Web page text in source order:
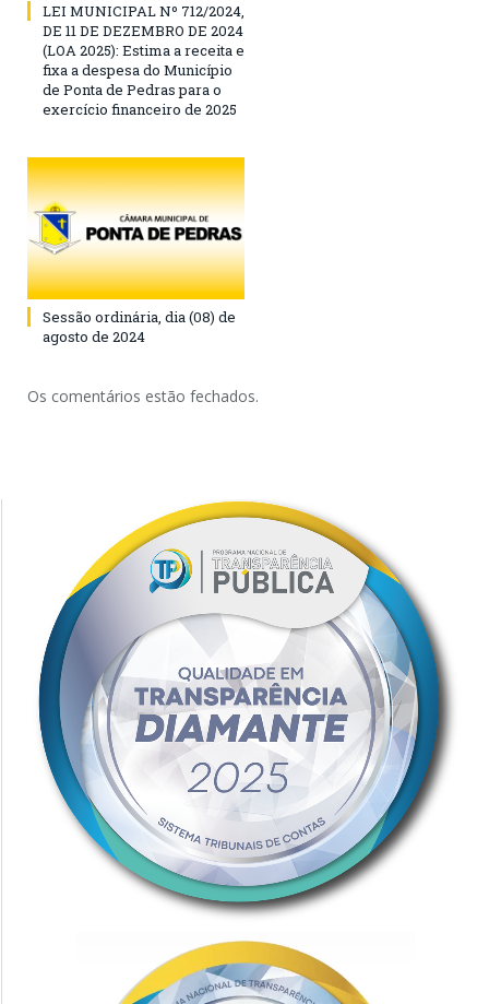
LEI MUNICIPAL Nº 712/2024,
DE 11 DE DEZEMBRO DE 2024
(LOA 2025): Estima a receita e
fixa a despesa do Município
de Ponta de Pedras para o
exercício financeiro de 2025
Sessão ordinária, dia (08) de
agosto de 2024
Os comentários estão fechados.